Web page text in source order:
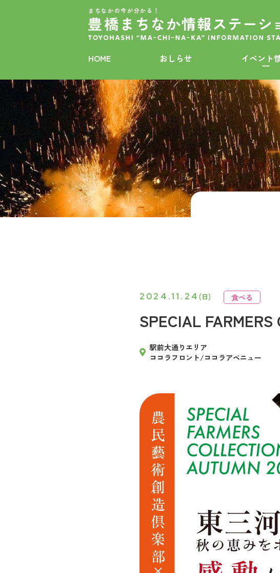
まちなかの今が分かる！
HOME おしらせ イベント
SPECIAL
2024.11.24 (日) 食べる
駅前大通りエリア
ココラフロント/ココラアベニュー